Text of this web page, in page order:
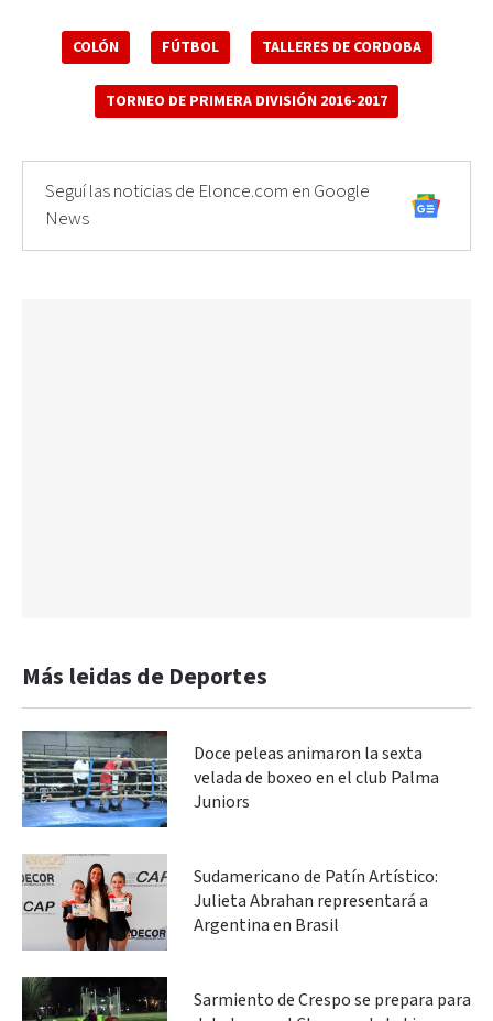
COLÓN FÚTBOL TALLERES DE CORDOBA
TORNEO DE PRIMERA DIVISIÓN 2016-2017
Seguí las noticias de Elonce.com en Google
News
Más leidas de Deportes
Doce peleas animaron la sexta
velada de boxeo en el club Palma
Juniors
Sudamericano de Patín Artístico:
Julieta Abrahan representará a
Argentina en Brasil
Sarmiento de Crespo se prepara para